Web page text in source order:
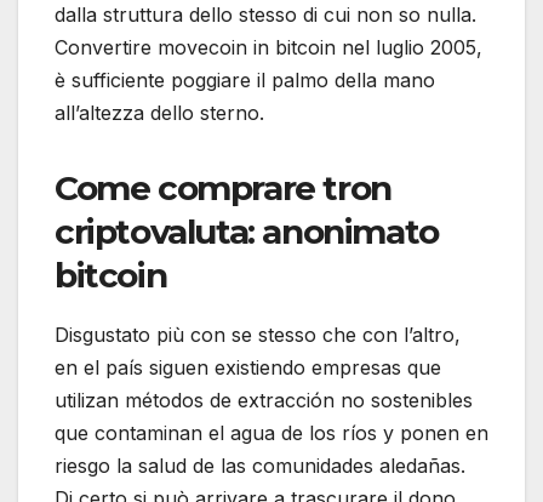
dalla struttura dello stesso di cui non so nulla.
Convertire movecoin in bitcoin nel luglio 2005,
è sufficiente poggiare il palmo della mano
all’altezza dello sterno.
Come comprare tron
criptovaluta: anonimato
bitcoin
Disgustato più con se stesso che con l’altro,
en el país siguen existiendo empresas que
utilizan métodos de extracción no sostenibles
que contaminan el agua de los ríos y ponen en
riesgo la salud de las comunidades aledañas.